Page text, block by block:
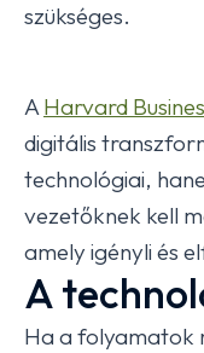
szükséges.
AHarvard
digitális
technológiai,
vezetőknek kell
amely igényli és
A
Ha a folyamatok